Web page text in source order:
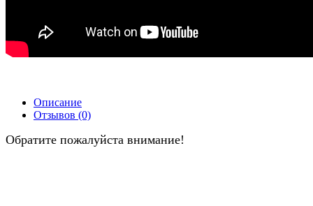
Описание
Отзывов (0)
Обратите пожалуйста внимание!